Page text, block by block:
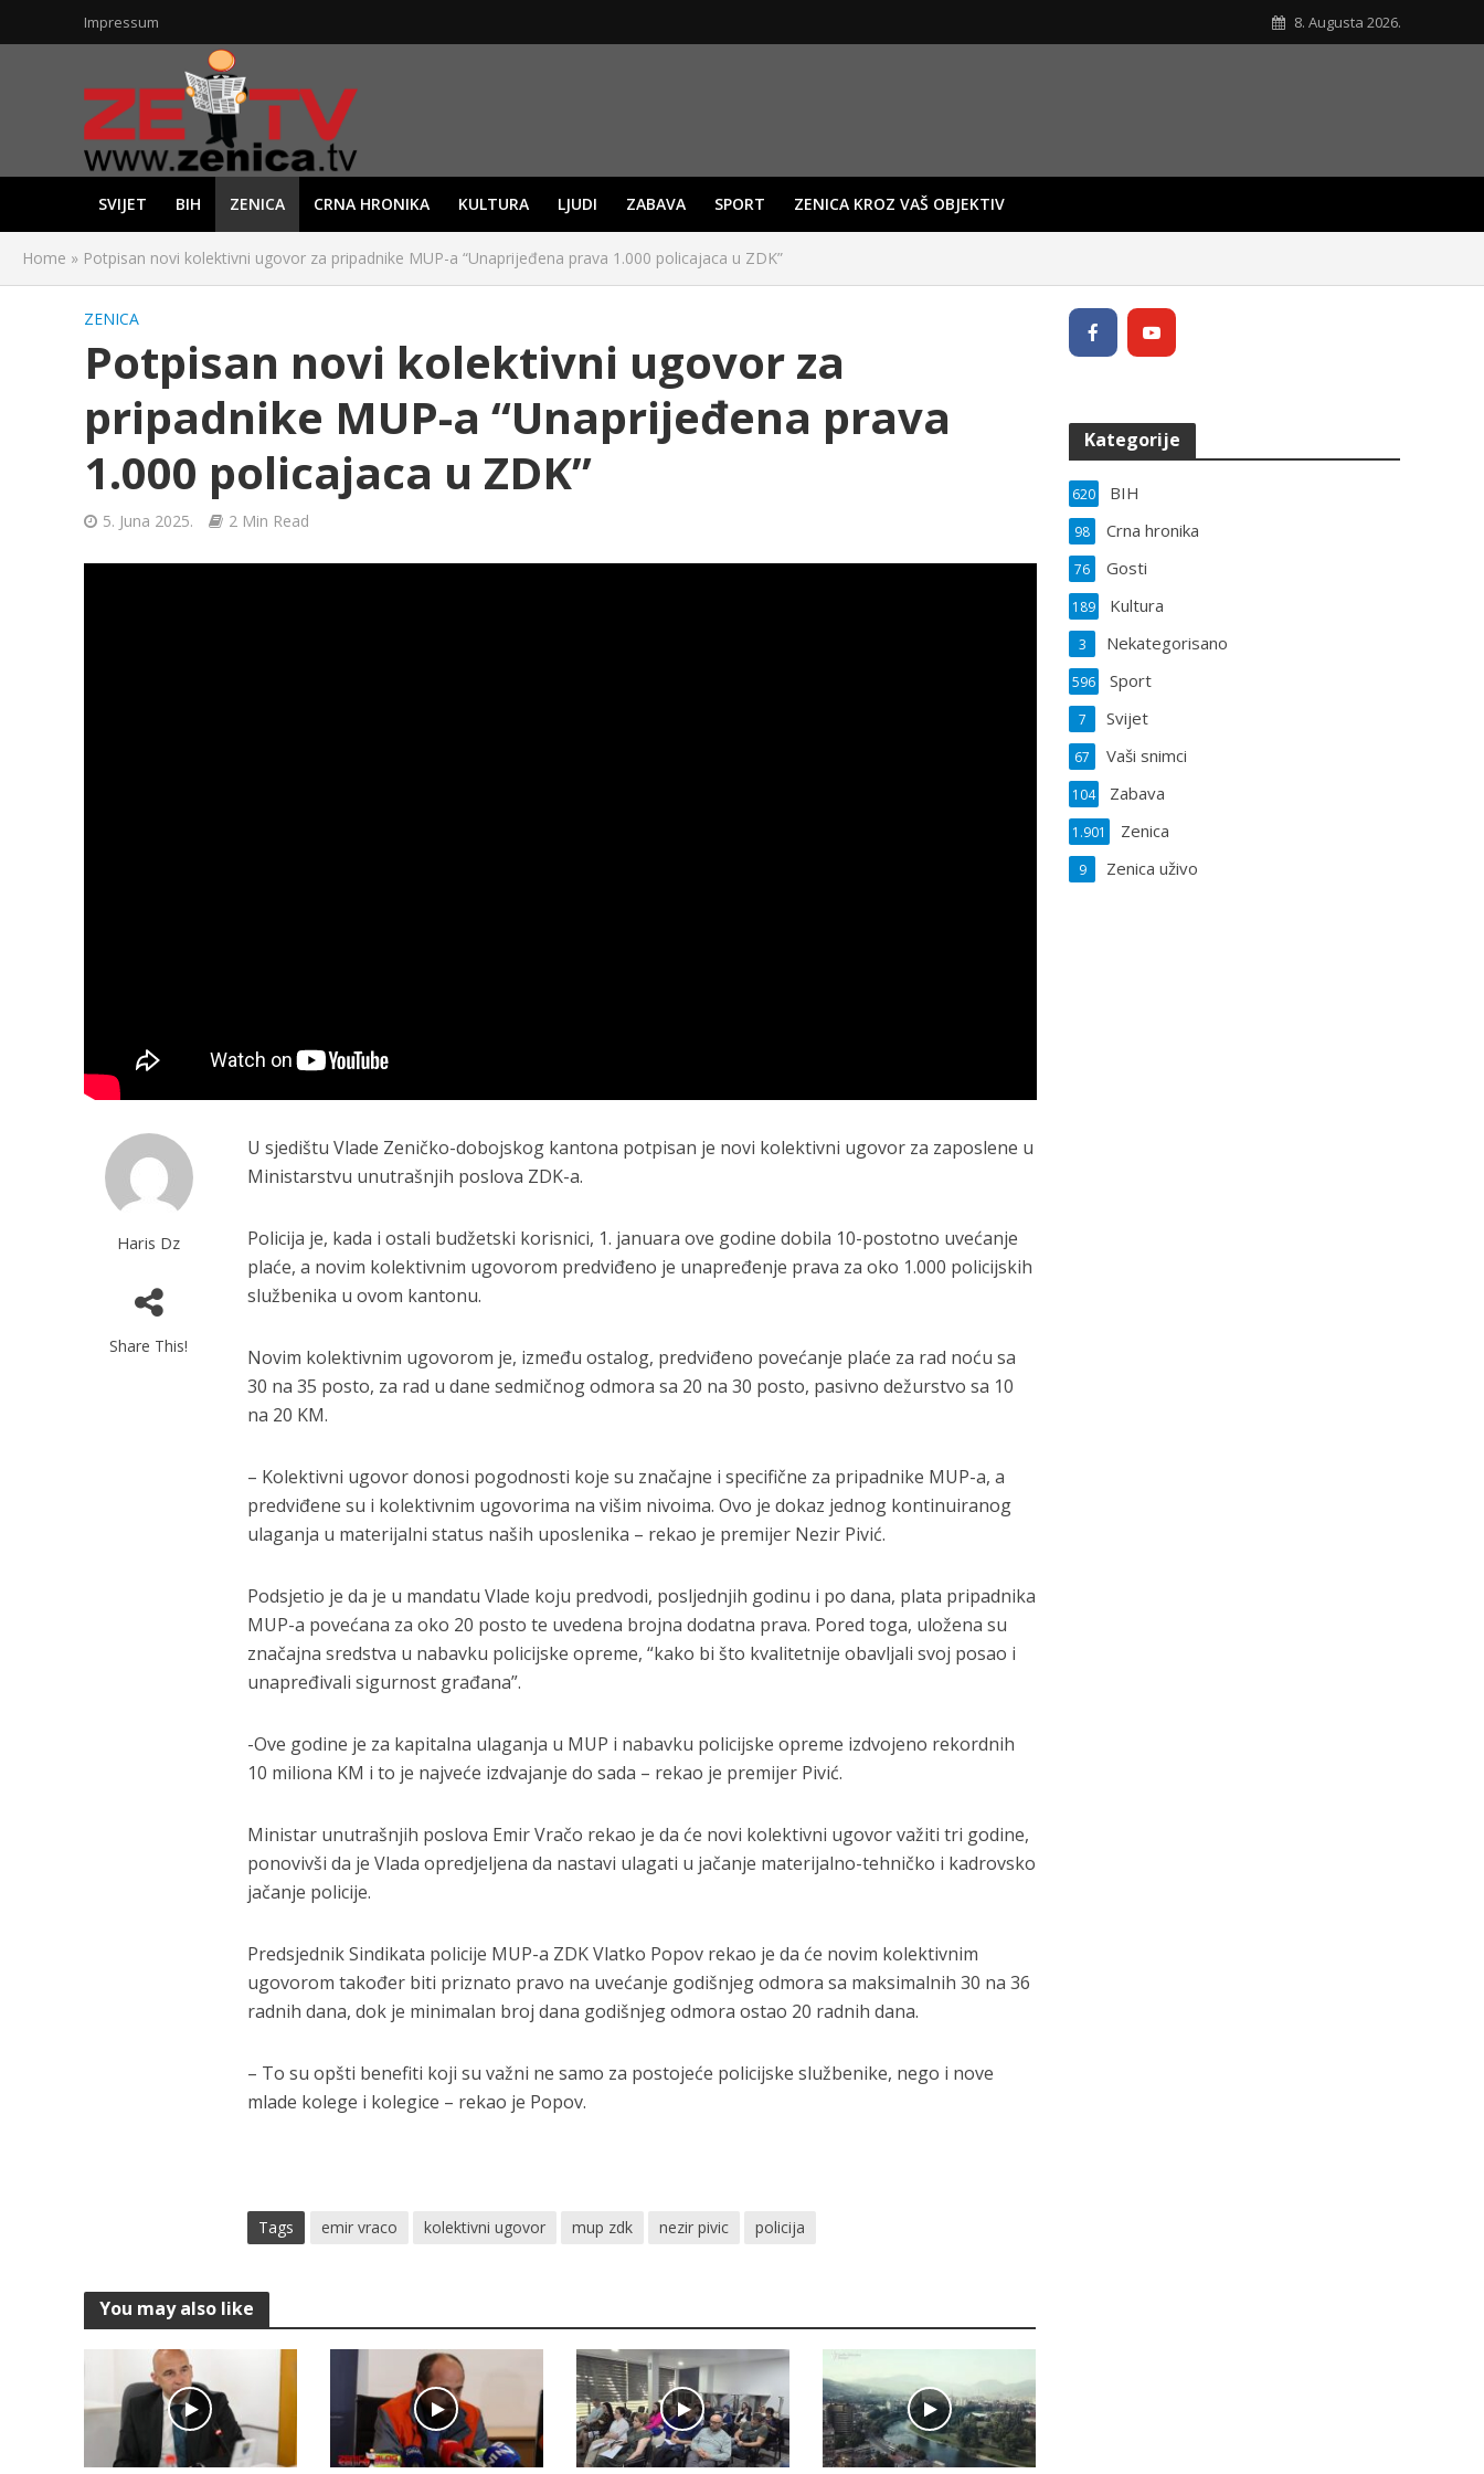
Impressum 8. Augusta 2026.
SVIJET BIH ZENICA CRNA HRONIKA KULTURA LJUDI ZABAVA SPORT ZENICA KROZ VAŠ OBJEKTIV
Home » Potpisan novi kolektivni ugovor za pripadnike MUP-a “Unaprijeđena prava 1.000 policajaca u ZDK”
ZENICA
Potpisan novi kolektivni ugovor za
pripadnike MUP-a “Unaprijeđena prava
1.000 policajaca u ZDK”
5. Juna 2025. 2 Min Read
Haris Dz
Share This!
U sjedištu Vlade Zeničko-dobojskog kantona potpisan je novi kolektivni ugovor za zaposlene u
Ministarstvu unutrašnjih poslova ZDK-a.
Policija je, kada i ostali budžetski korisnici, 1. januara ove godine dobila 10-postotno uvećanje
plaće, a novim kolektivnim ugovorom predviđeno je unapređenje prava za oko 1.000 policijskih
službenika u ovom kantonu.
Novim kolektivnim ugovorom je, između ostalog, predviđeno povećanje plaće za rad noću sa
30 na 35 posto, za rad u dane sedmičnog odmora sa 20 na 30 posto, pasivno dežurstvo sa 10
na 20 KM.
– Kolektivni ugovor donosi pogodnosti koje su značajne i specifične za pripadnike MUP-a, a
predviđene su i kolektivnim ugovorima na višim nivoima. Ovo je dokaz jednog kontinuiranog
ulaganja u materijalni status naših uposlenika – rekao je premijer Nezir Pivić.
Podsjetio je da je u mandatu Vlade koju predvodi, posljednjih godinu i po dana, plata pripadnika
MUP-a povećana za oko 20 posto te uvedena brojna dodatna prava. Pored toga, uložena su
značajna sredstva u nabavku policijske opreme, “kako bi što kvalitetnije obavljali svoj posao i
unapređivali sigurnost građana”.
-Ove godine je za kapitalna ulaganja u MUP i nabavku policijske opreme izdvojeno rekordnih
10 miliona KM i to je najveće izdvajanje do sada – rekao je premijer Pivić.
Ministar unutrašnjih poslova Emir Vračo rekao je da će novi kolektivni ugovor važiti tri godine,
ponovivši da je Vlada opredjeljena da nastavi ulagati u jačanje materijalno-tehničko i kadrovsko
jačanje policije.
Predsjednik Sindikata policije MUP-a ZDK Vlatko Popov rekao je da će novim kolektivnim
ugovorom također biti priznato pravo na uvećanje godišnjeg odmora sa maksimalnih 30 na 36
radnih dana, dok je minimalan broj dana godišnjeg odmora ostao 20 radnih dana.
– To su opšti benefiti koji su važni ne samo za postojeće policijske službenike, nego i nove
mlade kolege i kolegice – rekao je Popov.
Tags emir vraco kolektivni ugovor mup zdk nezir pivic policija
You may also like
Kategorije
BIH
620
Crna hronika
98
Gosti
76
Kultura
189
Nekategorisano
3
Sport
596
Svijet
7
Vaši snimci
67
Zabava
104
Zenica
1.901
Zenica uživo
9